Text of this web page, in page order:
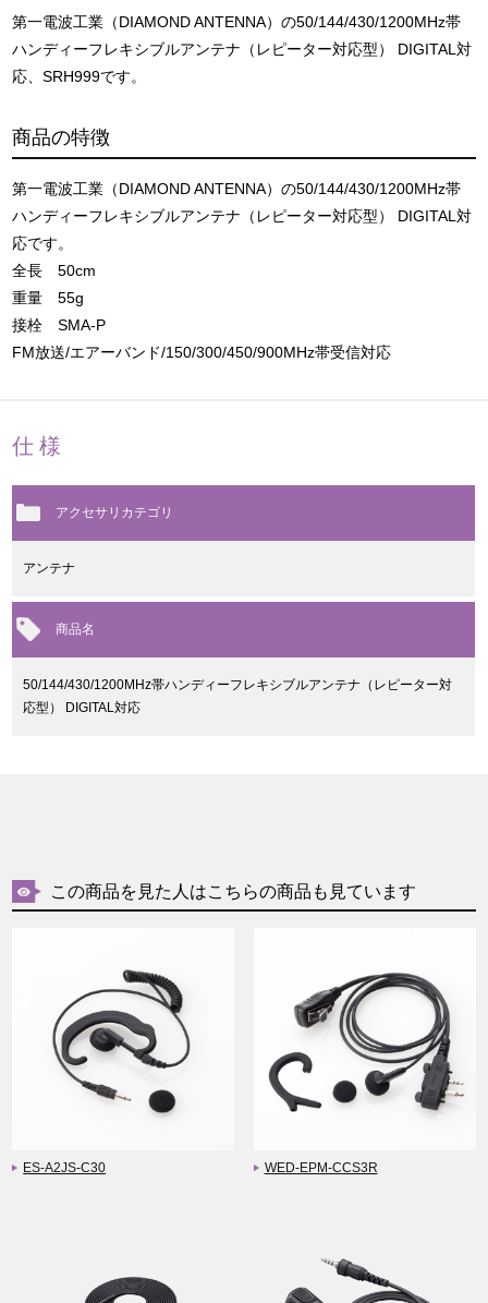
第一電波工業（DIAMOND ANTENNA）の50/144/430/1200MHz帯
ハンディーフレキシブルアンテナ（レピーター対応型） DIGITAL対
応、SRH999です。
商品の特徴
第一電波工業（DIAMOND ANTENNA）の50/144/430/1200MHz帯
ハンディーフレキシブルアンテナ（レピーター対応型） DIGITAL対
応です。
全長 50cm
重量 55g
接栓 SMA-P
FM放送/エアーバンド/150/300/450/900MHz帯受信対応
仕様
アクセサリカテゴリ
アンテナ
商品名
50/144/430/1200MHz帯ハンディーフレキシブルアンテナ（レピーター対
応型） DIGITAL対応
この商品を見た人はこちらの商品も見ています
ES-A2JS-C30 WED-EPM-CCS3R